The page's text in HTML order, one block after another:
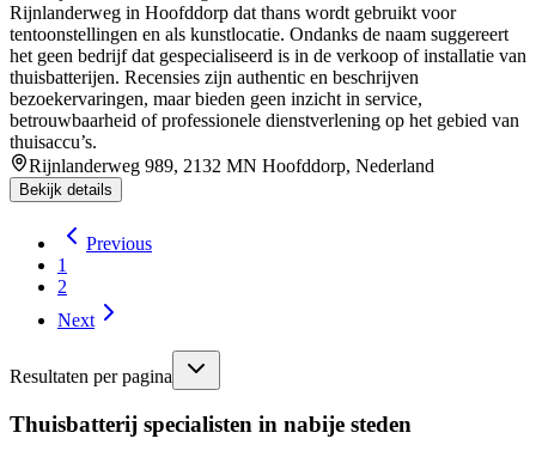
Rijnlanderweg in Hoofddorp dat thans wordt gebruikt voor
tentoonstellingen en als kunstlocatie. Ondanks de naam suggereert
het geen bedrijf dat gespecialiseerd is in de verkoop of installatie van
thuisbatterijen. Recensies zijn authentic en beschrijven
bezoekervaringen, maar bieden geen inzicht in service,
betrouwbaarheid of professionele dienstverlening op het gebied van
thuisaccu’s.
Rijnlanderweg 989, 2132 MN Hoofddorp, Nederland
Bekijk details
Previous
1
2
Next
Resultaten per pagina
Thuisbatterij specialisten in nabije steden